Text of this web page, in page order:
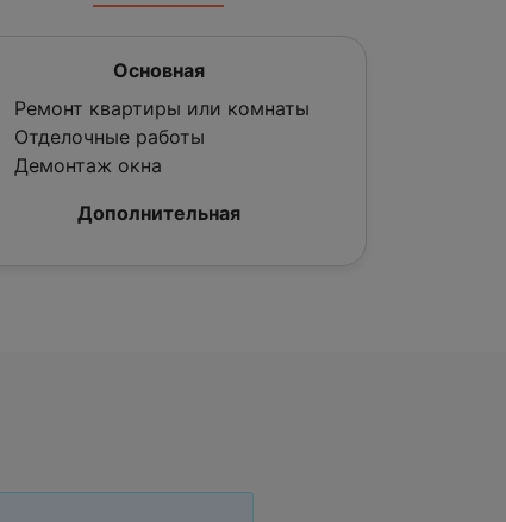
Основная
Ремонт квартиры или комнаты
Отделочные работы
Демонтаж окна
Дополнительная